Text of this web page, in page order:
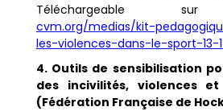
Téléchargeable
cvm.org/medias/kit-
les-violences-dans-le-sport-13-
4. Outils de sensibilisation
des incivilités, violences
(Fédération Française de